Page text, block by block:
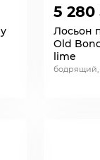
5 280
Лосьон
Old
lime
бодрящий,